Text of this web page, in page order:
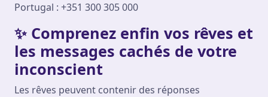
Portugal : +351 300 305 000
✨ Comprenez enfin vos rêves et
les messages cachés de votre
inconscient
Les rêves peuvent contenir des réponses